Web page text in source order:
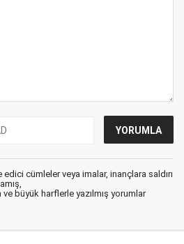
cümleler veya imalar, inançlara saldırı
büyük harflerle yazılmış yorumlar